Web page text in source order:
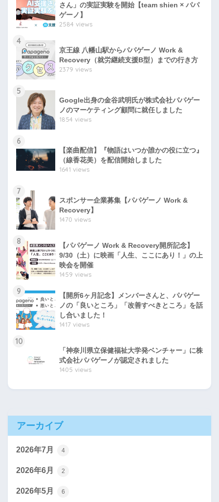
さん」の実証実験を開始【team shien × パパ
ゲーノ】
2584 views
4
京王線 八幡山駅からパパゲーノ Work &
Recovery（就労継続支援B型）までの行き方
2379 views
5
Google出身の金谷武明氏が株式会社パパゲー
ノのマーケティング顧問に就任しました
1854 views
6
【楽曲配信】『物語はいつか誰かの役に立つ』
（線香花美）を配信開始しました
1641 views
7
スポンサー企業募集【パパゲーノ Work &
Recovery】
1470 views
8
【パパゲーノ Work & Recovery開所記念】
9/30（土）に映画「人生、ここにあり！」の上
映会を開催
1459 views
9
【開所6ヶ月記念】メンバーさんと、パパゲー
ノの「良いところ」「改善すべきところ」を話
し合いました！
1417 views
10
「神奈川県立保健福祉大学発ベンチャー」に株
式会社パパゲーノが認定されました
1405 views
アーカイブ
2026年7月 4
2026年6月 2
2026年5月 6